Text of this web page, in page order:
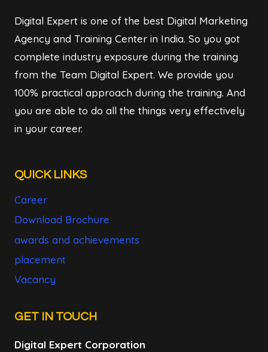
Digital Expert is one of the best Digital Marketing
Agency and Training Center in India. So you got
complete industry exposure during the training
from the Team Digital Expert. We provide you
100% practical approach during the training. And
you are able to do all the things very effectively
in your career.
QUICK LINKS
Career
Download Brochure
awards and achievements
placement
Vacancy
GET IN TOUCH
Digital Expert Corporation